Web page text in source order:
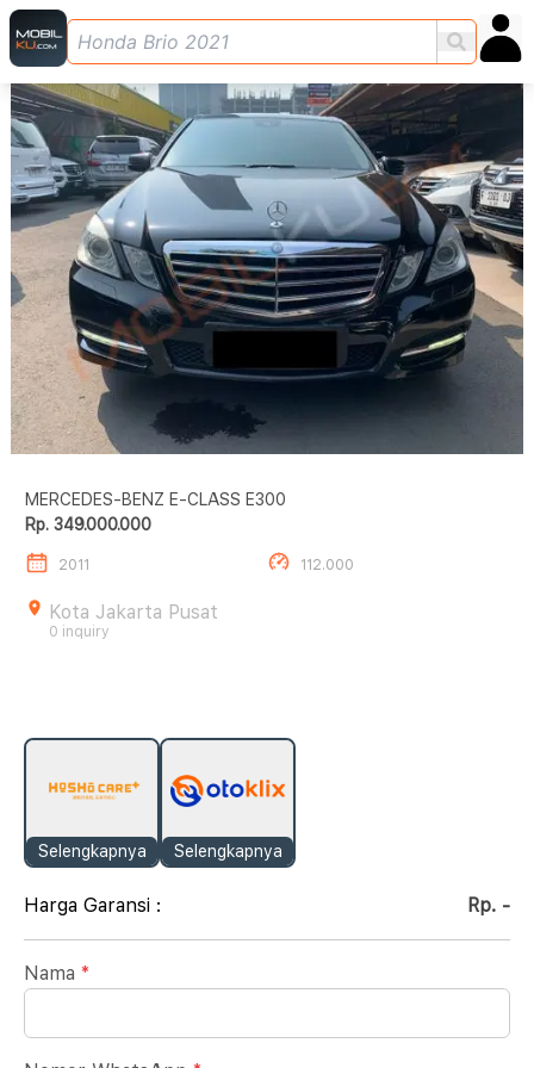
MERCEDES-BENZ E-CLASS E300
Rp. 349.000.000
2011 112.000
Kota Jakarta Pusat
0 inquiry
Selengkapnya Selengkapnya
Harga Garansi : Rp. -
Nama *